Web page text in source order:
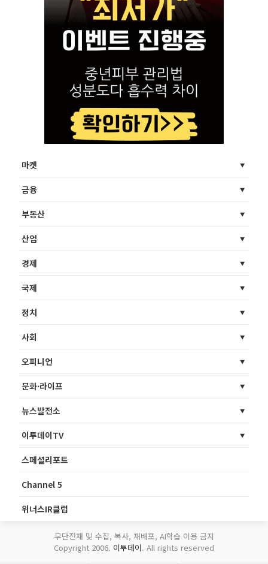
마켓
금융
부동산
산업
경제
국제
정치
사회
오피니언
문화·라이프
뉴스발전소
이투데이TV
스페셜리포트
Channel 5
위너스IR클럽
무단전재 및 수집, 복사, 재배포, AI학습 이용 금지
Copyright 2006. 이투데이. All rights reserved